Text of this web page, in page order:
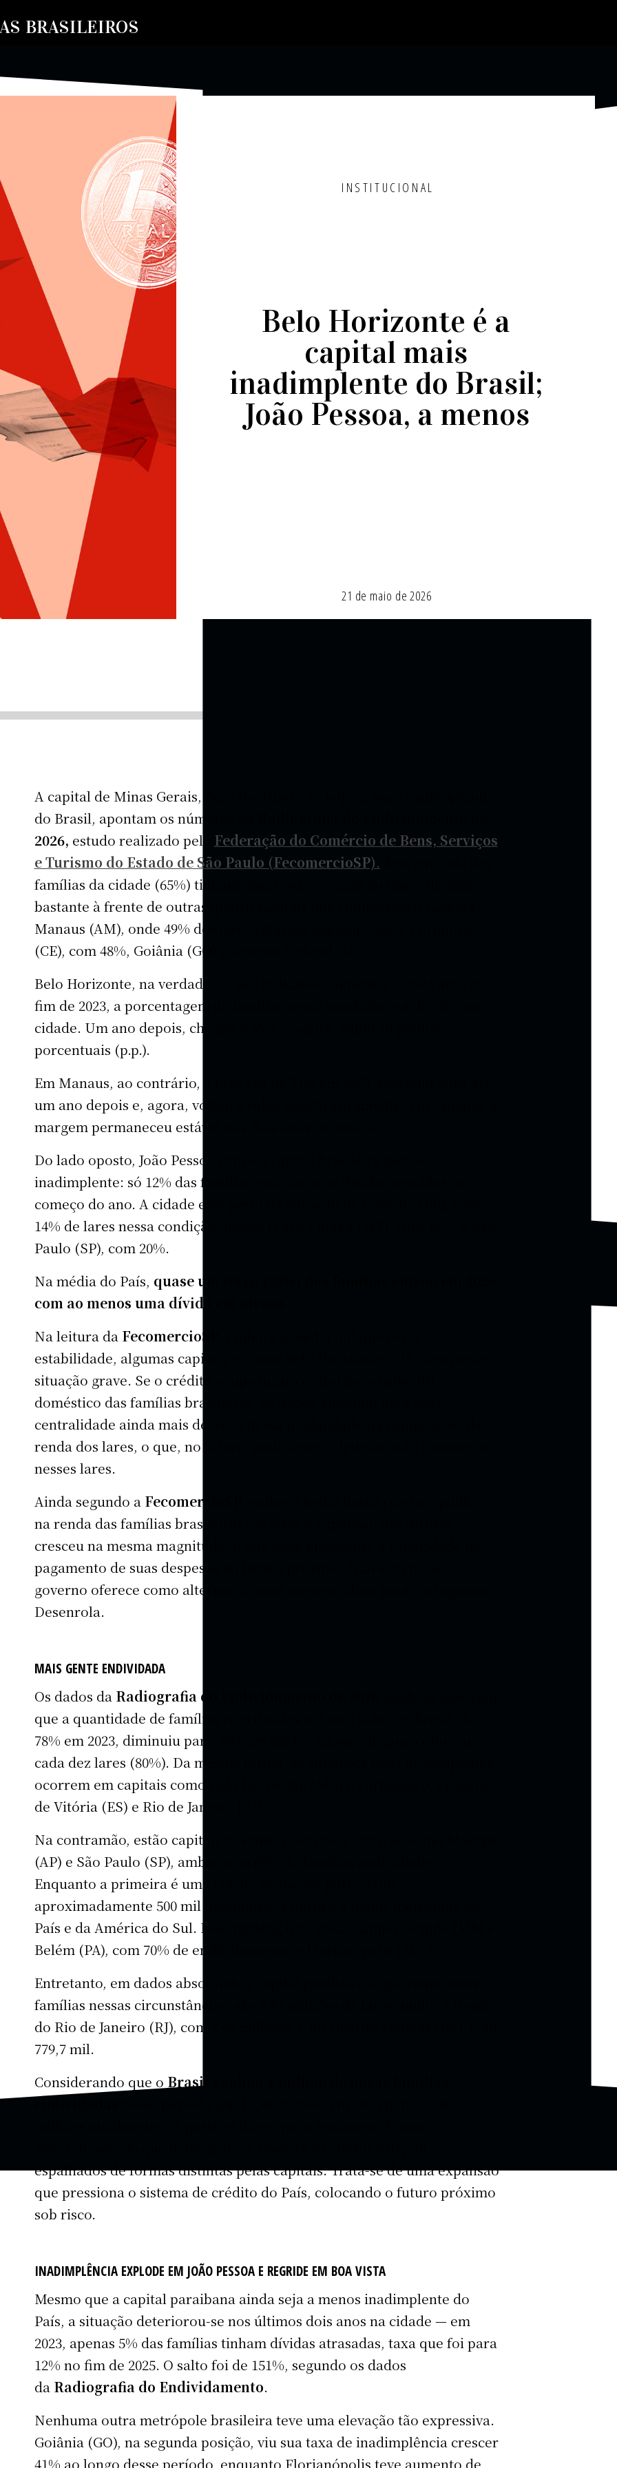
BRASILEIROS
INSTITUCIONAL
Belo Horizonte é a
capital mais
inadimplente do Brasil;
João Pessoa, a menos
21 de maio de 2026
A capital de Minas Gerais, Belo Horizonte, é, hoje, a mais inadimplente
do Brasil, apontam os números da
2026, estudo realizado pela Federação do Comércio de Bens, Serviços
e Turismo do Estado de São Paulo (FecomercioSP).
famílias da cidade (65%) tinham uma conta vencida no início de 2026 —
bastante à frente de outras quatro capitais que completam o ranking:
Manaus (AM), onde 49% dos lares estavam inadimplentes, Fortaleza
(CE), com 48%, Goiânia (GO) e Distrito Federal, 42%.
Belo Horizonte, na verdade, vê seu indicador aumentar a cada ano: no
fim de 2023, a porcentagem de famílias nessa condição era de 50% na
cidade. Um ano depois, chegou a 55% e, agora, subiu 10 pontos
porcentuais (p.p.).
Em Manaus, ao contrário, a taxa era de 51% em 2023, regrediu para 41%
um ano depois e, agora, voltou a subir significativamente. Em Goiânia, a
margem permaneceu estável nos dois anos de análise.
Do lado oposto, João Pessoa (PB) é a capital brasileira menos
inadimplente: só 12% das famílias estavam com dívidas vencidas no
começo do ano. A cidade está perto da situação de Curitiba (PR), com
14% de lares nessa condição, Belém (PA) e Cuiabá (MT), com 16%, e São
Paulo (SP), com 20%.
Na média do País, quase um terço (29%) das famílias entrou em 2026
com ao menos uma dívida em atraso.
Na leitura da FecomercioSP
estabilidade, algumas capitais — como Belo Horizonte — já vivem uma
situação grave. Se o crédito ocupa lugar central no orçamento
doméstico das famílias brasileiras, os dados apontam para uma
centralidade ainda mais decisiva dessa modalidade na composição da
renda dos lares, o que, no futuro, pode levar à deterioração financeira
nesses lares.
Ainda segundo a FecomercioSP
na renda das famílias brasileiras em 2025, a expansão das dívidas
cresceu na mesma magnitude, o que deve pressionar a capacidade de
pagamento de suas despesas no futuro próximo. Não sem razão, o
governo oferece como alternativa uma nova moldura para o programa
Desenrola.
MAIS GENTE ENDIVIDADA
Os dados da Radiografia do Endividamento de 2026
que a quantidade de famílias com dívidas voltou a subir no Brasil: de
78% em 2023, diminuiu para 76% em 2024 e, agora, chegou a oito em
cada dez lares (80%). Da mesma forma, as situações mais preocupantes
ocorrem em capitais como Belo Horizonte (MG) e Fortaleza (CE), além
de Vitória (ES) e Rio de Janeiro (RJ).
Na contramão, estão capitais bastante diferentes entre si, como Macapá
(AP) e São Paulo (SP), ambas com 69% de famílias endividadas.
Enquanto a primeira é uma cidade de menor porte, com
aproximadamente 500 mil habitantes, a outra é a maior metrópole do
País e da América do Sul. Esse ranking tem ainda Campo Grande (MS) e
Belém (PA), com 70% de endividamento, e Florianópolis (73%).
Entretanto, em dados absolutos, a capital paulista é a que reúne mais
famílias nessas circunstâncias: são 2,87 milhões de lares, muito à frente
do Rio de Janeiro (RJ), com 2,09 milhões, e do Distrito Federal (DF), com
779,7 mil.
Considerando que o Brasil ganhou 1 milhão de novas famílias
espalhados de formas distintas pelas capitais. Trata-se de uma expansão
que pressiona o sistema de crédito do País, colocando o futuro próximo
sob risco.
INADIMPLÊNCIA EXPLODE EM JOÃO PESSOA E REGRIDE EM BOA VISTA
Mesmo que a capital paraibana ainda seja a menos inadimplente do
País, a situação deteriorou-se nos últimos dois anos na cidade — em
2023, apenas 5% das famílias tinham dívidas atrasadas, taxa que foi para
12% no fim de 2025. O salto foi de 151%, segundo os dados
da Radiografia do Endividamento.
Nenhuma outra metrópole brasileira teve uma elevação tão expressiva.
Goiânia (GO), na segunda posição, viu sua taxa de inadimplência crescer
41% ao longo desse período, enquanto Florianópolis teve aumento de